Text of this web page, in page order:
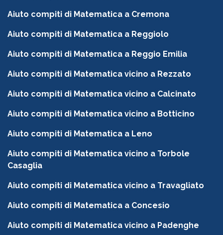
Aiuto compiti di Matematica a Cremona
Aiuto compiti di Matematica a Reggiolo
Aiuto compiti di Matematica a Reggio Emilia
Aiuto compiti di Matematica vicino a Rezzato
Aiuto compiti di Matematica vicino a Calcinato
Aiuto compiti di Matematica vicino a Botticino
Aiuto compiti di Matematica a Leno
Aiuto compiti di Matematica vicino a Torbole
Casaglia
Aiuto compiti di Matematica vicino a Travagliato
Aiuto compiti di Matematica a Concesio
Aiuto compiti di Matematica vicino a Padenghe